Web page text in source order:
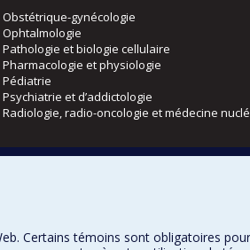
Obstétrique-gynécologie
Ophtalmologie
Pathologie et biologie cellulaire
Pharmacologie et physiologie
Pédiatrie
Psychiatrie et d’addictologie
Radiologie, radio-oncologie et médecine
Certains témoins sont obligatoires